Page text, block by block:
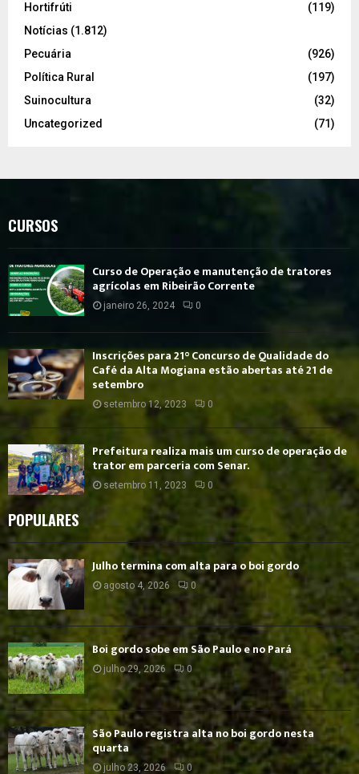
Hortifrúti
(119)
Notícias (1.812)
Pecuária
(926)
Política Rural
(197)
Suinocultura
(32)
Uncategorized
(71)
CURSOS
Curso de Operação e manutenção de tratores
agrícolas em Ribeirão Corrente
janeiro 26, 2024 0
Inscrições para 21° Concurso de Qualidade do
Café da Alta Mogiana estão abertas até 21 de
setembro
setembro 12, 2023 0
Prefeitura realiza mais um curso de operação de
trator em parceria com Senar.
setembro 11, 2023 0
POPULARES
Julho termina com alta para o boi gordo
agosto 4, 2026 0
Boi gordo sobe em São Paulo e no Pará
julho 29, 2026 0
São Paulo registra alta no boi gordo nesta
quarta
julho 23, 2026 0